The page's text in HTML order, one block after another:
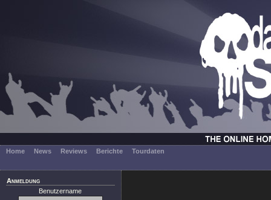
Home News Reviews Berichte Tourdaten
Anmeldung
Benutzername